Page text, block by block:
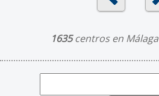
1635centros en